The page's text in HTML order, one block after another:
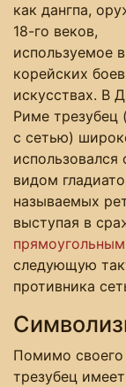
как дангпа,
18-го веков,
используемое в
корейских
искусствах. В
Риме трезубец
с сетью)
видом
называемых
выступая в
следующую
противника
Помимо
трезубец